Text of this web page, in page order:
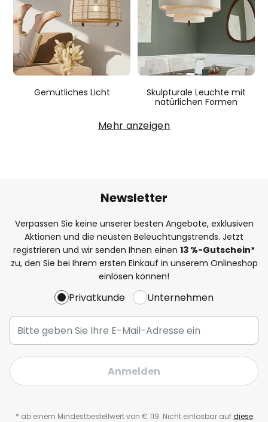
Gemütliches Licht
Skulpturale Leuchte mit
natürlichen Formen
Mehr anzeigen
Newsletter
Verpassen Sie keine unserer besten Angebote, exklusiven
Aktionen und die neusten Beleuchtungstrends. Jetzt
registrieren und wir senden Ihnen einen 13 %-Gutschein*
zu, den Sie bei Ihrem ersten Einkauf in unserem Onlineshop
einlösen können!
Privatkunde Unternehmen
Anmelden
* ab einem Mindestbestellwert von € 119. Nicht einlösbar aufdiese